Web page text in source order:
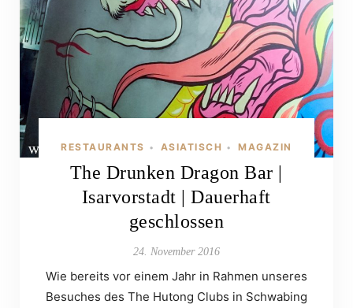
RESTAURANTS • ASIATISCH • MAGAZIN
The Drunken Dragon Bar |
Isarvorstadt | Dauerhaft
geschlossen
24. November 2016
Wie bereits vor einem Jahr in Rahmen unseres
Besuches des The Hutong Clubs in Schwabing